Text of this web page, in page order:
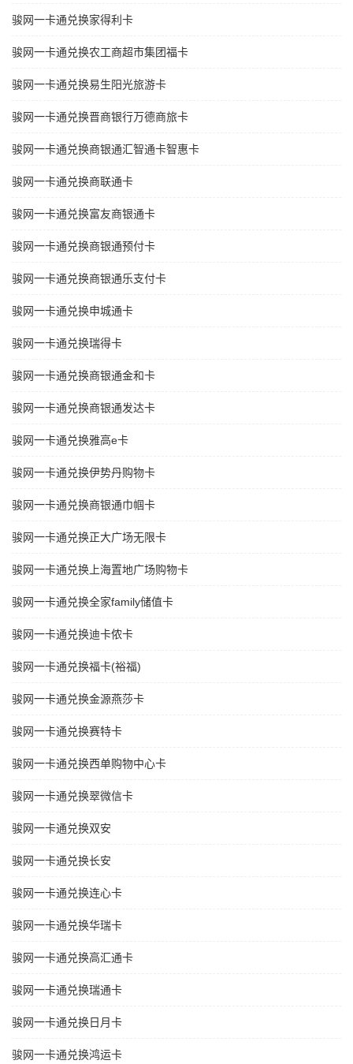
骏网一卡通兑换家得利卡
骏网一卡通兑换农工商超市集团福卡
骏网一卡通兑换易生阳光旅游卡
骏网一卡通兑换晋商银行万德商旅卡
骏网一卡通兑换商银通汇智通卡智惠卡
骏网一卡通兑换商联通卡
骏网一卡通兑换富友商银通卡
骏网一卡通兑换商银通预付卡
骏网一卡通兑换商银通乐支付卡
骏网一卡通兑换申城通卡
骏网一卡通兑换瑞得卡
骏网一卡通兑换商银通金和卡
骏网一卡通兑换商银通发达卡
骏网一卡通兑换雅高e卡
骏网一卡通兑换伊势丹购物卡
骏网一卡通兑换商银通巾帼卡
骏网一卡通兑换正大广场无限卡
骏网一卡通兑换上海置地广场购物卡
骏网一卡通兑换全家family储值卡
骏网一卡通兑换迪卡侬卡
骏网一卡通兑换福卡(裕福)
骏网一卡通兑换金源燕莎卡
骏网一卡通兑换赛特卡
骏网一卡通兑换西单购物中心卡
骏网一卡通兑换翠微信卡
骏网一卡通兑换双安
骏网一卡通兑换长安
骏网一卡通兑换连心卡
骏网一卡通兑换华瑞卡
骏网一卡通兑换高汇通卡
骏网一卡通兑换瑞通卡
骏网一卡通兑换日月卡
骏网一卡通兑换鸿运卡